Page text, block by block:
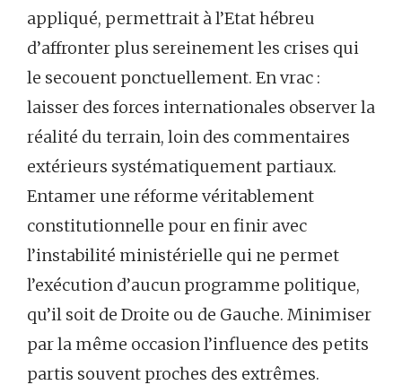
appliqué, permettrait à l’Etat hébreu
d’affronter plus sereinement les crises qui
le secouent ponctuellement. En vrac :
laisser des forces internationales observer la
réalité du terrain, loin des commentaires
extérieurs systématiquement partiaux.
Entamer une réforme véritablement
constitutionnelle pour en finir avec
l’instabilité ministérielle qui ne permet
l’exécution d’aucun programme politique,
qu’il soit de Droite ou de Gauche. Minimiser
par la même occasion l’influence des petits
partis souvent proches des extrêmes.